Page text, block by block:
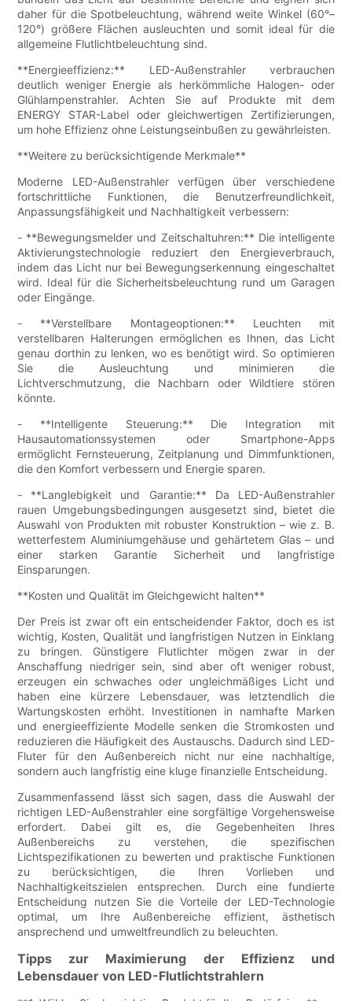
daher für die Spotbeleuchtung, während weite Winkel (60°–
120°) größere Flächen ausleuchten und somit ideal für die
allgemeine Flutlichtbeleuchtung sind.
**Energieeffizienz:** LED-Außenstrahler verbrauchen
deutlich weniger Energie als herkömmliche Halogen- oder
Glühlampenstrahler. Achten Sie auf Produkte mit dem
ENERGY STAR-Label oder gleichwertigen Zertifizierungen,
um hohe Effizienz ohne Leistungseinbußen zu gewährleisten.
**Weitere zu berücksichtigende Merkmale**
Moderne LED-Außenstrahler verfügen über verschiedene
fortschrittliche Funktionen, die Benutzerfreundlichkeit,
Anpassungsfähigkeit und Nachhaltigkeit verbessern:
- **Bewegungsmelder und Zeitschaltuhren:** Die intelligente
Aktivierungstechnologie reduziert den Energieverbrauch,
indem das Licht nur bei Bewegungserkennung eingeschaltet
wird. Ideal für die Sicherheitsbeleuchtung rund um Garagen
oder Eingänge.
- **Verstellbare Montageoptionen:** Leuchten mit
verstellbaren Halterungen ermöglichen es Ihnen, das Licht
genau dorthin zu lenken, wo es benötigt wird. So optimieren
Sie die Ausleuchtung und minimieren die
Lichtverschmutzung, die Nachbarn oder Wildtiere stören
könnte.
- **Intelligente Steuerung:** Die Integration mit
Hausautomationssystemen oder Smartphone-Apps
ermöglicht Fernsteuerung, Zeitplanung und Dimmfunktionen,
die den Komfort verbessern und Energie sparen.
- **Langlebigkeit und Garantie:** Da LED-Außenstrahler
rauen Umgebungsbedingungen ausgesetzt sind, bietet die
Auswahl von Produkten mit robuster Konstruktion – wie z. B.
wetterfestem Aluminiumgehäuse und gehärtetem Glas – und
einer starken Garantie Sicherheit und langfristige
Einsparungen.
**Kosten und Qualität im Gleichgewicht halten**
Der Preis ist zwar oft ein entscheidender Faktor, doch es ist
wichtig, Kosten, Qualität und langfristigen Nutzen in Einklang
zu bringen. Günstigere Flutlichter mögen zwar in der
Anschaffung niedriger sein, sind aber oft weniger robust,
erzeugen ein schwaches oder ungleichmäßiges Licht und
haben eine kürzere Lebensdauer, was letztendlich die
Wartungskosten erhöht. Investitionen in namhafte Marken
und energieeffiziente Modelle senken die Stromkosten und
reduzieren die Häufigkeit des Austauschs. Dadurch sind LED-
Fluter für den Außenbereich nicht nur eine nachhaltige,
sondern auch langfristig eine kluge finanzielle Entscheidung.
Zusammenfassend lässt sich sagen, dass die Auswahl der
richtigen LED-Außenstrahler eine sorgfältige Vorgehensweise
erfordert. Dabei gilt es, die Gegebenheiten Ihres
Außenbereichs zu verstehen, die spezifischen
Lichtspezifikationen zu bewerten und praktische Funktionen
zu berücksichtigen, die Ihren Vorlieben und
Nachhaltigkeitszielen entsprechen. Durch eine fundierte
Entscheidung nutzen Sie die Vorteile der LED-Technologie
optimal, um Ihre Außenbereiche effizient, ästhetisch
ansprechend und umweltfreundlich zu beleuchten.
Tipps zur Maximierung der Effizienz und
Lebensdauer von LED-Flutlichtstrahlern